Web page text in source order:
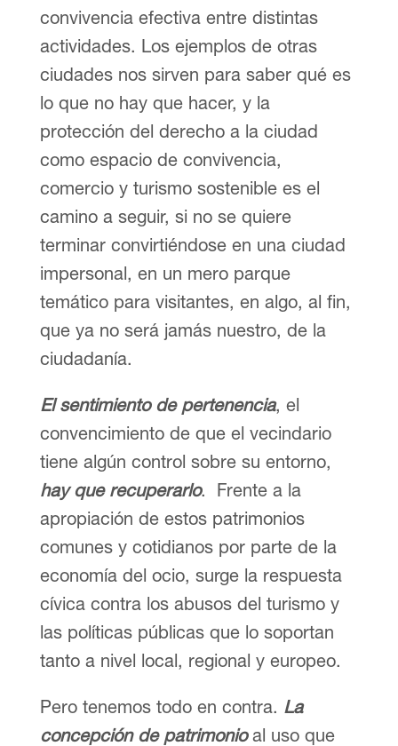
convivencia efectiva entre distintas
actividades. Los ejemplos de otras
ciudades nos sirven para saber qué es
lo que no hay que hacer, y la
protección del derecho a la ciudad
como espacio de convivencia,
comercio y turismo sostenible es el
camino a seguir, si no se quiere
terminar convirtiéndose en una ciudad
impersonal, en un mero parque
temático para visitantes, en algo, al fin,
que ya no será jamás nuestro, de la
ciudadanía.
El sentimiento de pertenencia, el
convencimiento de que el vecindario
tiene algún control sobre su entorno,
hay que recuperarlo. Frente a la
apropiación de estos patrimonios
comunes y cotidianos por parte de la
economía del ocio, surge la respuesta
cívica contra los abusos del turismo y
las políticas públicas que lo soportan
tanto a nivel local, regional y europeo.
Pero tenemos todo en contra. La
concepción de patrimonioal uso que